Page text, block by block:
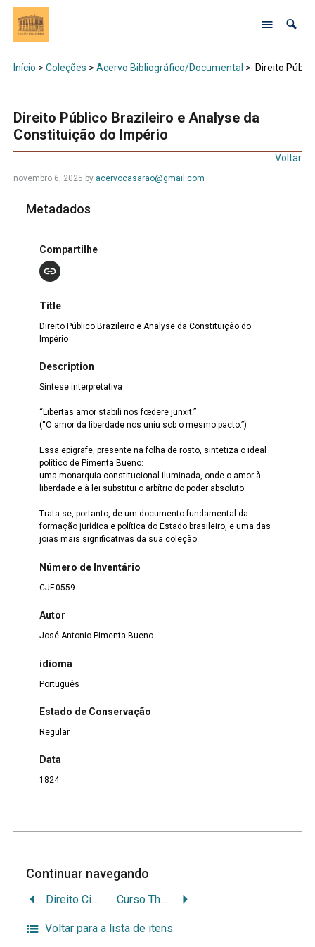
Início > Coleções > Acervo Bibliográfico/Documental > Direito
Direito Público Brazileiro e Analyse da
Constituição do Império
Voltar
novembro 6, 2025 by acervocasarao@gmail.com
Metadados
Compartilhe
Title
Direito Público Brazileiro e Analyse da Constituição do
Império
Description
Síntese interpretativa
“Libertas amor stabilì nos fœdere junxit.”
(“O amor da liberdade nos uniu sob o mesmo pacto.”)
Essa epígrafe, presente na folha de rosto, sintetiza o ideal
político de Pimenta Bueno:
uma monarquia constitucional iluminada, onde o amor à
liberdade e à lei substitui o arbítrio do poder absoluto.
Trata-se, portanto, de um documento fundamental da
formação jurídica e política do Estado brasileiro, e uma das
joias mais significativas da sua coleção
Número de Inventário
CJF.0559
Autor
José Antonio Pimenta Bueno
idioma
Português
Estado de Conservação
Regular
Data
1824
Continuar navegando
Direito Civil de Portugal, contendo três livros: I. Das Pessoas, II. Das Cousas, III. Das Obrigações e Acções Curso Theorico de Geographia Physica, Politica e Astronomica — Curso Superior
Voltar para a lista de itens